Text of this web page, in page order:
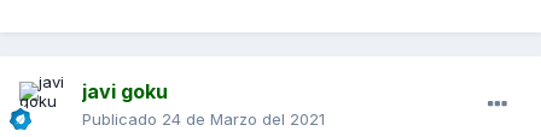
javi goku
Publicado 24 de Marzo del 2021